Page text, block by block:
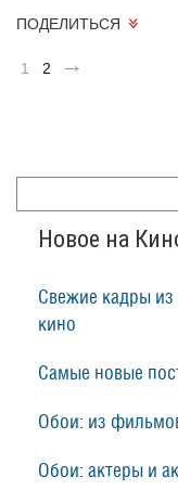
ПОДЕЛИТЬСЯ
1 2
Новое на
Свежие кадры
кино
Самые новые
Обои: из
Обои: актеры и